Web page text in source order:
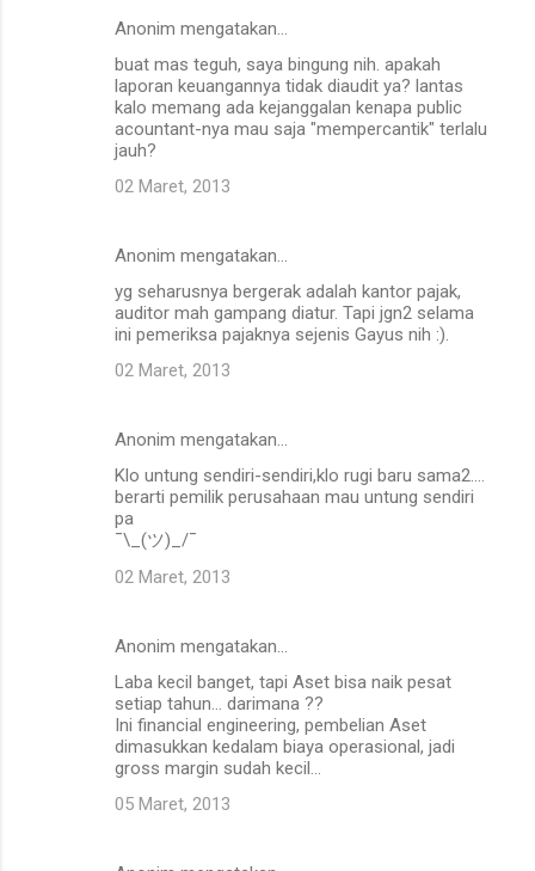
Anonim mengatakan…
buat mas teguh, saya bingung nih. apakah
laporan keuangannya tidak diaudit ya? lantas
kalo memang ada kejanggalan kenapa public
acountant-nya mau saja "mempercantik" terlalu
jauh?
02 Maret, 2013
Anonim mengatakan…
yg seharusnya bergerak adalah kantor pajak,
auditor mah gampang diatur. Tapi jgn2 selama
ini pemeriksa pajaknya sejenis Gayus nih :).
02 Maret, 2013
Anonim mengatakan…
Klo untung sendiri-sendiri,klo rugi baru sama2....
berarti pemilik perusahaan mau untung sendiri
pa
¯\_(ツ)_/¯
02 Maret, 2013
Anonim mengatakan…
Laba kecil banget, tapi Aset bisa naik pesat
setiap tahun... darimana ??
Ini financial engineering, pembelian Aset
dimasukkan kedalam biaya operasional, jadi
gross margin sudah kecil...
05 Maret, 2013